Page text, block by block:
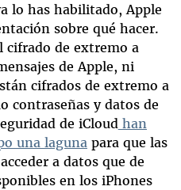
lo has habilitado, Apple
sobre qué hacer.
cifrado de extremo a
de Apple, ni
cifrados de extremo a
contraseñas y datos de
de iCloud han
una laguna para que las
a datos que de
en los iPhones